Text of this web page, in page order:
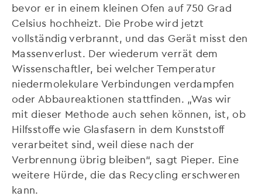
bevor er in einem kleinen Ofen auf 750 Grad
Celsius hochheizt. Die Probe wird jetzt
vollständig verbrannt, und das Gerät misst den
Massenverlust. Der wiederum verrät dem
Wissenschaftler, bei welcher Temperatur
niedermolekulare Verbindungen verdampfen
oder Abbaureaktionen stattfinden. „Was wir
mit dieser Methode auch sehen können, ist, ob
Hilfsstoffe wie Glasfasern in dem Kunststoff
verarbeitet sind, weil diese nach der
Verbrennung übrig bleiben“, sagt Pieper. Eine
weitere Hürde, die das Recycling erschweren
kann.